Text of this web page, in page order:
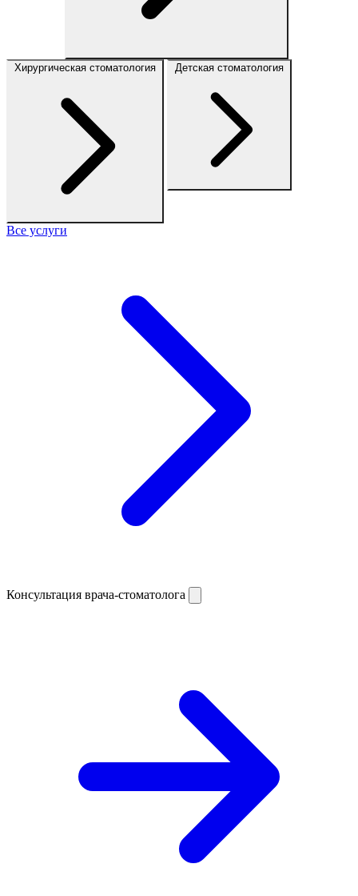
Хирургическая стоматология Детская стоматология
Все услуги
Консультация врача-стоматолога